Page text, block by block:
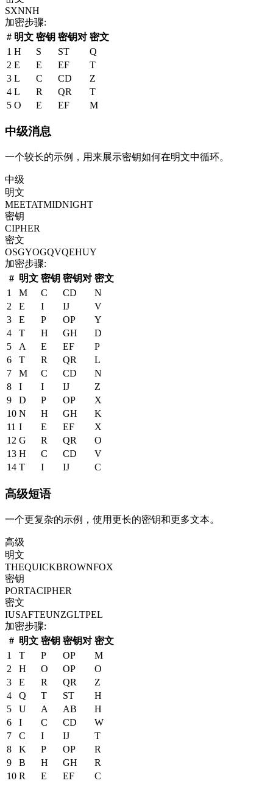
SXNNH
加密步骤:
# 明文 密钥 密钥对 密文
1 H S ST
Q
2 E E EF
T
3 L C CD
Z
4 L R QR
T
5 O E EF M
中级消息
一个较长的示例，用来展示密钥如何在明文中循环。
中级
明文
MEETATMIDNIGHT
密钥
CIPHER
密文
OSGYOGQVQEHUY
加密步骤:
# 明文 密钥 密钥对 密文
1
M C CD
N
2
E I IJ
V
3
E P OP
Y
4
T H GH
D
5
A E EF
P
6
T R QR
L
7
M C CD
N
8
I I IJ
Z
9
D P OP
X
10 N H GH
K
11 I E EF
X
12 G R QR
O
13 H C CD
V
14 T I IJ C
高级短语
一个更复杂的示例，使用更长的密钥和更多文本。
高级
明文
THEQUICKBROWNFOX
密钥
PORTACIPHER
密文
IUSAFTEUNZGLTPEL
加密步骤:
# 明文 密钥 密钥对 密文
1
T P OP
M
2
H O OP
O
3
E R QR
Z
4
Q T ST
H
5
U A AB
H
6
I C CD
W
7
C I IJ
T
8
K P OP
R
9
B H GH
R
10 R E EF
C